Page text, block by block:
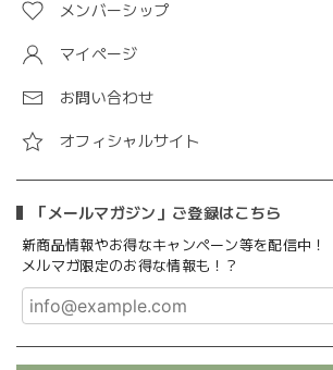
メンバーシップ
マイページ
お問い合わせ
オフィシャルサイト
「メールマガジン」ご登録はこちら
新商品情報やお得なキャンペーン等を配信中！
メルマガ限定のお得な情報も！？